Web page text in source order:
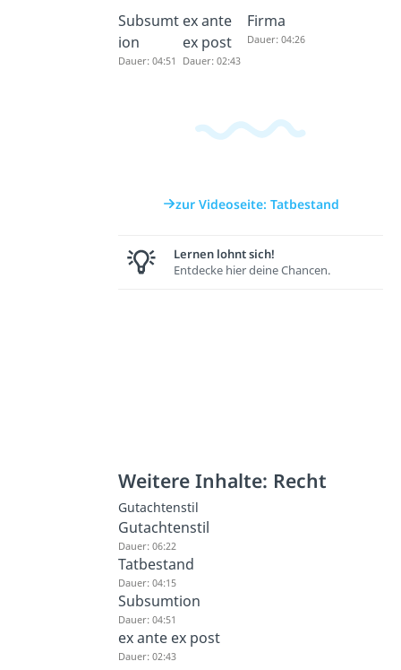
Subsumt
ion
Dauer: 04:51
ex ante
ex post
Dauer: 02:43
Firma
Dauer: 04:26
zur Videoseite: Tatbestand
Lernen lohnt sich!
Entdecke hier deine Chancen.
Weitere Inhalte: Recht
Gutachtenstil
Gutachtenstil
Dauer: 06:22
Tatbestand
Dauer: 04:15
Subsumtion
Dauer: 04:51
ex ante ex post
Dauer: 02:43